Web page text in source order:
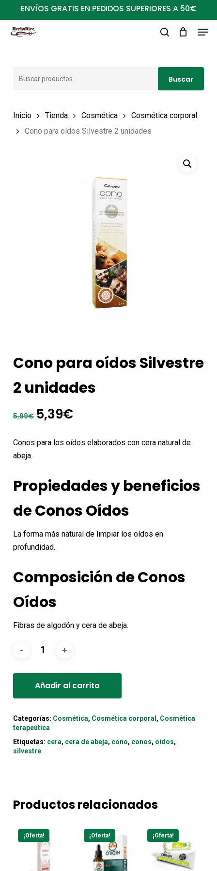
al
contenido
ENVÍOS GRATIS EN PEDIDOS SUPERIORES A 50€
Buscar
Inicio Tienda Cosmética
Cosmética corporal
Cono para oídos Silvestre 2 unidades
Cono para oídos Silvestre
2 unidades
5,99€ El
original
5,39€El
actual
Conos para los oídos elaborados con cera natural de
abeja.
Propiedades y beneficios
de Conos Oídos
La forma más natural de limpiar los oídos en
profundidad.
Composición de Conos
Oídos
Fibras de algodón y cera de abeja.
Añadir al carrito
Categorías: Cosmética, Cosmética corporal , Cosmética
terapeútica
Etiquetas: cera, cera de abeja, cono, conos, oidos,
silvestre
Productos relacionados
¡Oferta! ¡Oferta! ¡Oferta!
Close